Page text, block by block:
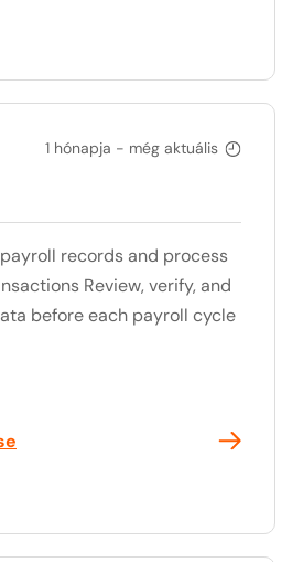
1 hónapja - még aktuális
records and process
Review, verify, and
before each payroll cycle